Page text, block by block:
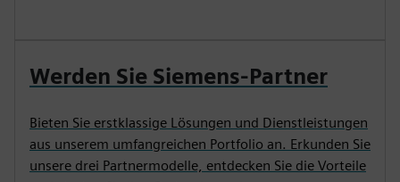
Werden Sie Siemens-Partner
Bieten Sie erstklassige Lösungen und Dienstleistungen
aus unserem umfangreichen Portfolio an. Erkunden Sie
unsere drei Partnermodelle, entdecken Sie die Vorteile